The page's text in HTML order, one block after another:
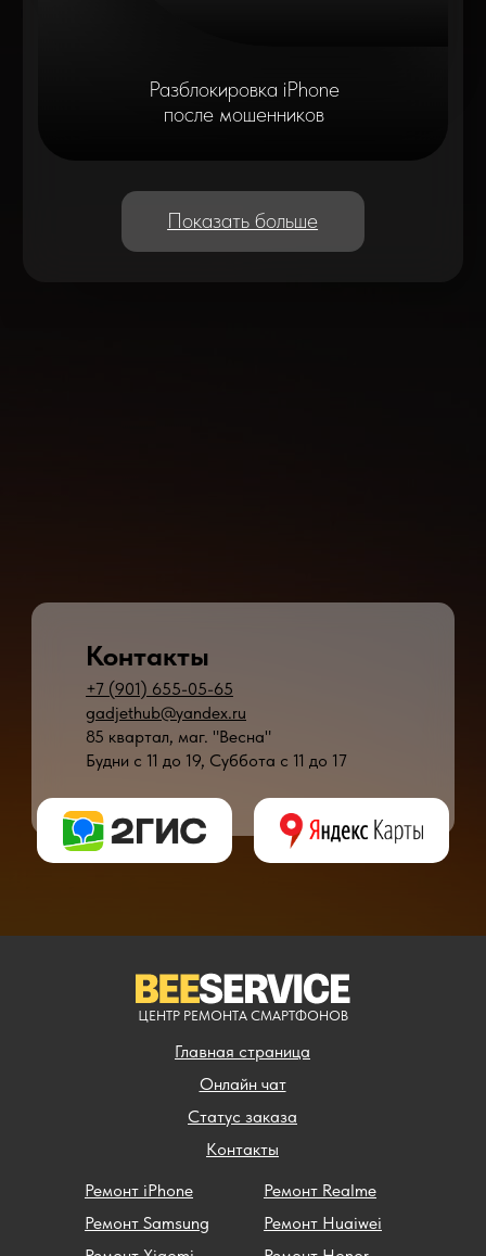
+7 (901) 655-05-65
gadjethub@yandex.ru
85 квартал, маг. "Весна"
Будни с 11 до 19, Суббота с 11 до 17
Контакты
Главная страница
Контакты
Статус заказа
Ремонт iPhone
Ремонт Samsung
Ремонт Realme
Ремонт Huaiwei
* - время ремонта может меняться в зависимости от модели устройства и
Онлайн чат
ЦЕНТР РЕМОНТА СМАРТФОНОВ